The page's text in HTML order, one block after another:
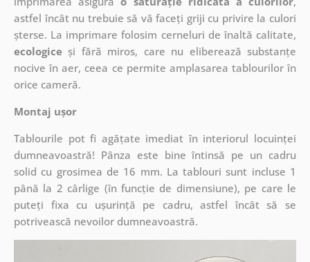
astfel încât nu trebuie să vă faceți griji cu privire la culori
șterse. La imprimare folosim cerneluri de înaltă calitate,
ecologiceși fără miros, care nu eliberează substanțe
nocive în aer, ceea ce permite amplasarea tablourilor în
orice cameră.
Montaj ușor
Tablourile pot fi agățate imediat în interiorul locuinței
dumneavoastră! Pânza este bine întinsă pe un cadru
solid cu grosimea de 16 mm. La tablouri sunt incluse 1
până la 2 cârlige (în funcție de dimensiune), pe care le
puteți fixa cu ușurință pe cadru, astfel încât să se
potrivească nevoilor dumneavoastră.